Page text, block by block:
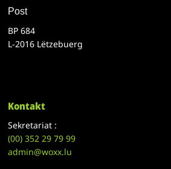
Post
BP 684
L-2016 Lëtzebuerg
Kontakt
Sekretariat :
(00)352 29 79 99
admin@woxx.lu